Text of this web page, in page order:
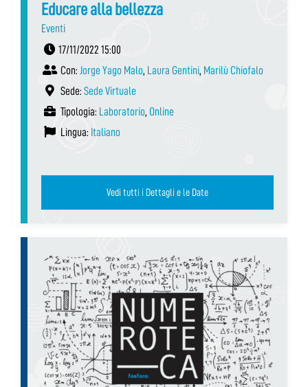
Educare alla bellezza
Eventi
17/11/2022 15:00
Con: Jorge Yago Malo, Laura Gentini, Marilù Chiofalo
Sede: Sede Virtuale
Tipologia: Laboratorio, Online
Lingua: Italiano
Vedi tutti i Dettagli e le Date